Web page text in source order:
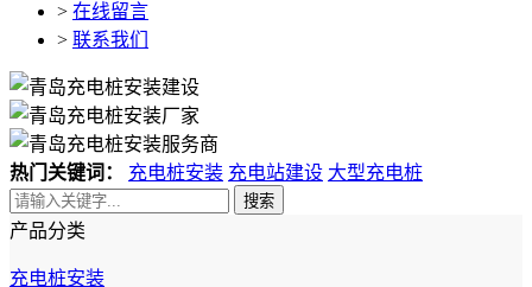
> 在线留言
> 联系我们
热门关键词： 充电桩安装 充电站建设 大型充电桩
搜索
产品分类
充电桩安装